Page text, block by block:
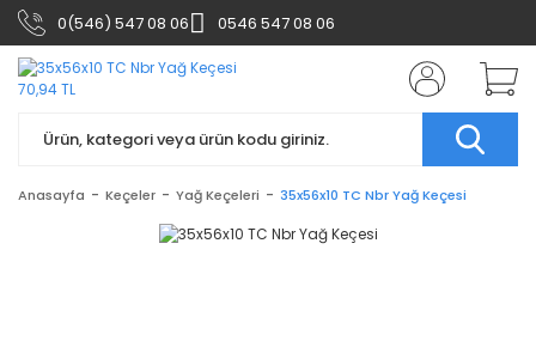
0(546) 547 08 06 0546 547 08 06
Anasayfa Keçeler Yağ Keçeleri 35x56x10 TC Nbr Yağ Keçesi